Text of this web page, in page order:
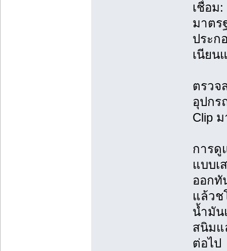
เชื่อม
มาตร
ประก
เนียน
ตรวจ
อุปกร
Clip
การดู
แบบเ
ออกทั
แล้วช
น้ำมัน
สนิมแ
ต่อไป